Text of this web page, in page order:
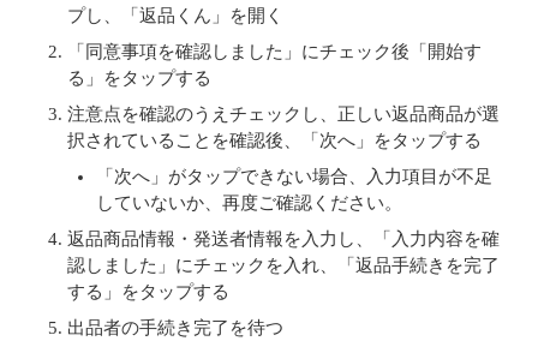
プし、「返品くん」を開く
「同意事項を確認しました」にチェック後「開始す
る」をタップする
注意点を確認のうえチェックし、正しい返品商品が選
択されていることを確認後、「次へ」をタップする
「次へ」がタップできない場合、入力項目が不足
していないか、再度ご確認ください。
返品商品情報・発送者情報を入力し、「入力内容を確
認しました」にチェックを入れ、「返品手続きを完了
する」をタップする
出品者の手続き完了を待つ